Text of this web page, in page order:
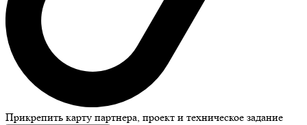
Прикрепить карту партнера, проект и техническое задание